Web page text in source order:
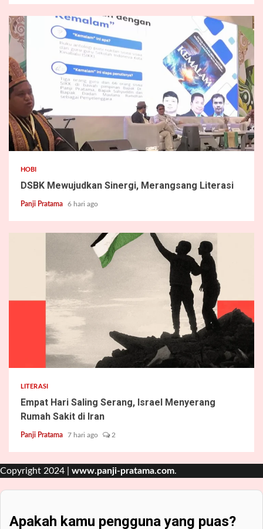
2 min read
HOBI
DSBK Mewujudkan Sinergi, Merangsang Literasi
Panji Pratama 6 hari ago
LITERASI
Empat Hari Saling Serang, Israel Menyerang
Rumah Sakit di Iran
Panji Pratama 7 hari ago 2
Copyright 2024 | www.panji-pratama.com.
Apakah kamu pengguna yang puas?